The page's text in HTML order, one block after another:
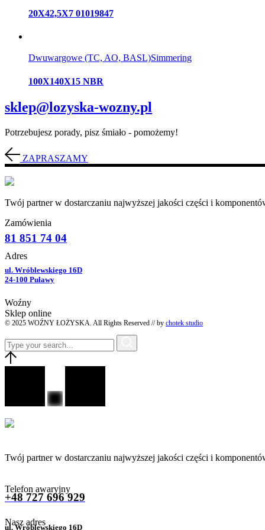
20X42,5X7 01019847
Dwuwargowe (TC, AO, BASL)Simmering
100X140X15 NBR
sklep@lozyska-wozny.pl
Potrzebujesz porady, pisz śmiało - pomożemy!
ZAPRASZAMY
Twój partner w dostarczaniu najwyższej jakości części i
Zamówienia
81 851 74 04
Adres
ul. Wróblewskiego 16D
24-100 Puławy
Woźny
Sklep online
© 2025 WOŹNY ŁOŻYSKA. All Rights Reserved // by chotek studio
Twój partner w dostarczaniu najwyższej jakości części i
Telefon awaryjny
+48 727 696 929
Nasz adres
ul. Wróblewskiego 16D